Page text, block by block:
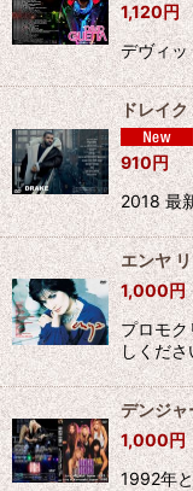
1,120円
デヴィ
ドレイ
910円
2018 最
エンヤ
1,000円
プロモ
しくだ
デンジ
1,000円
1992年